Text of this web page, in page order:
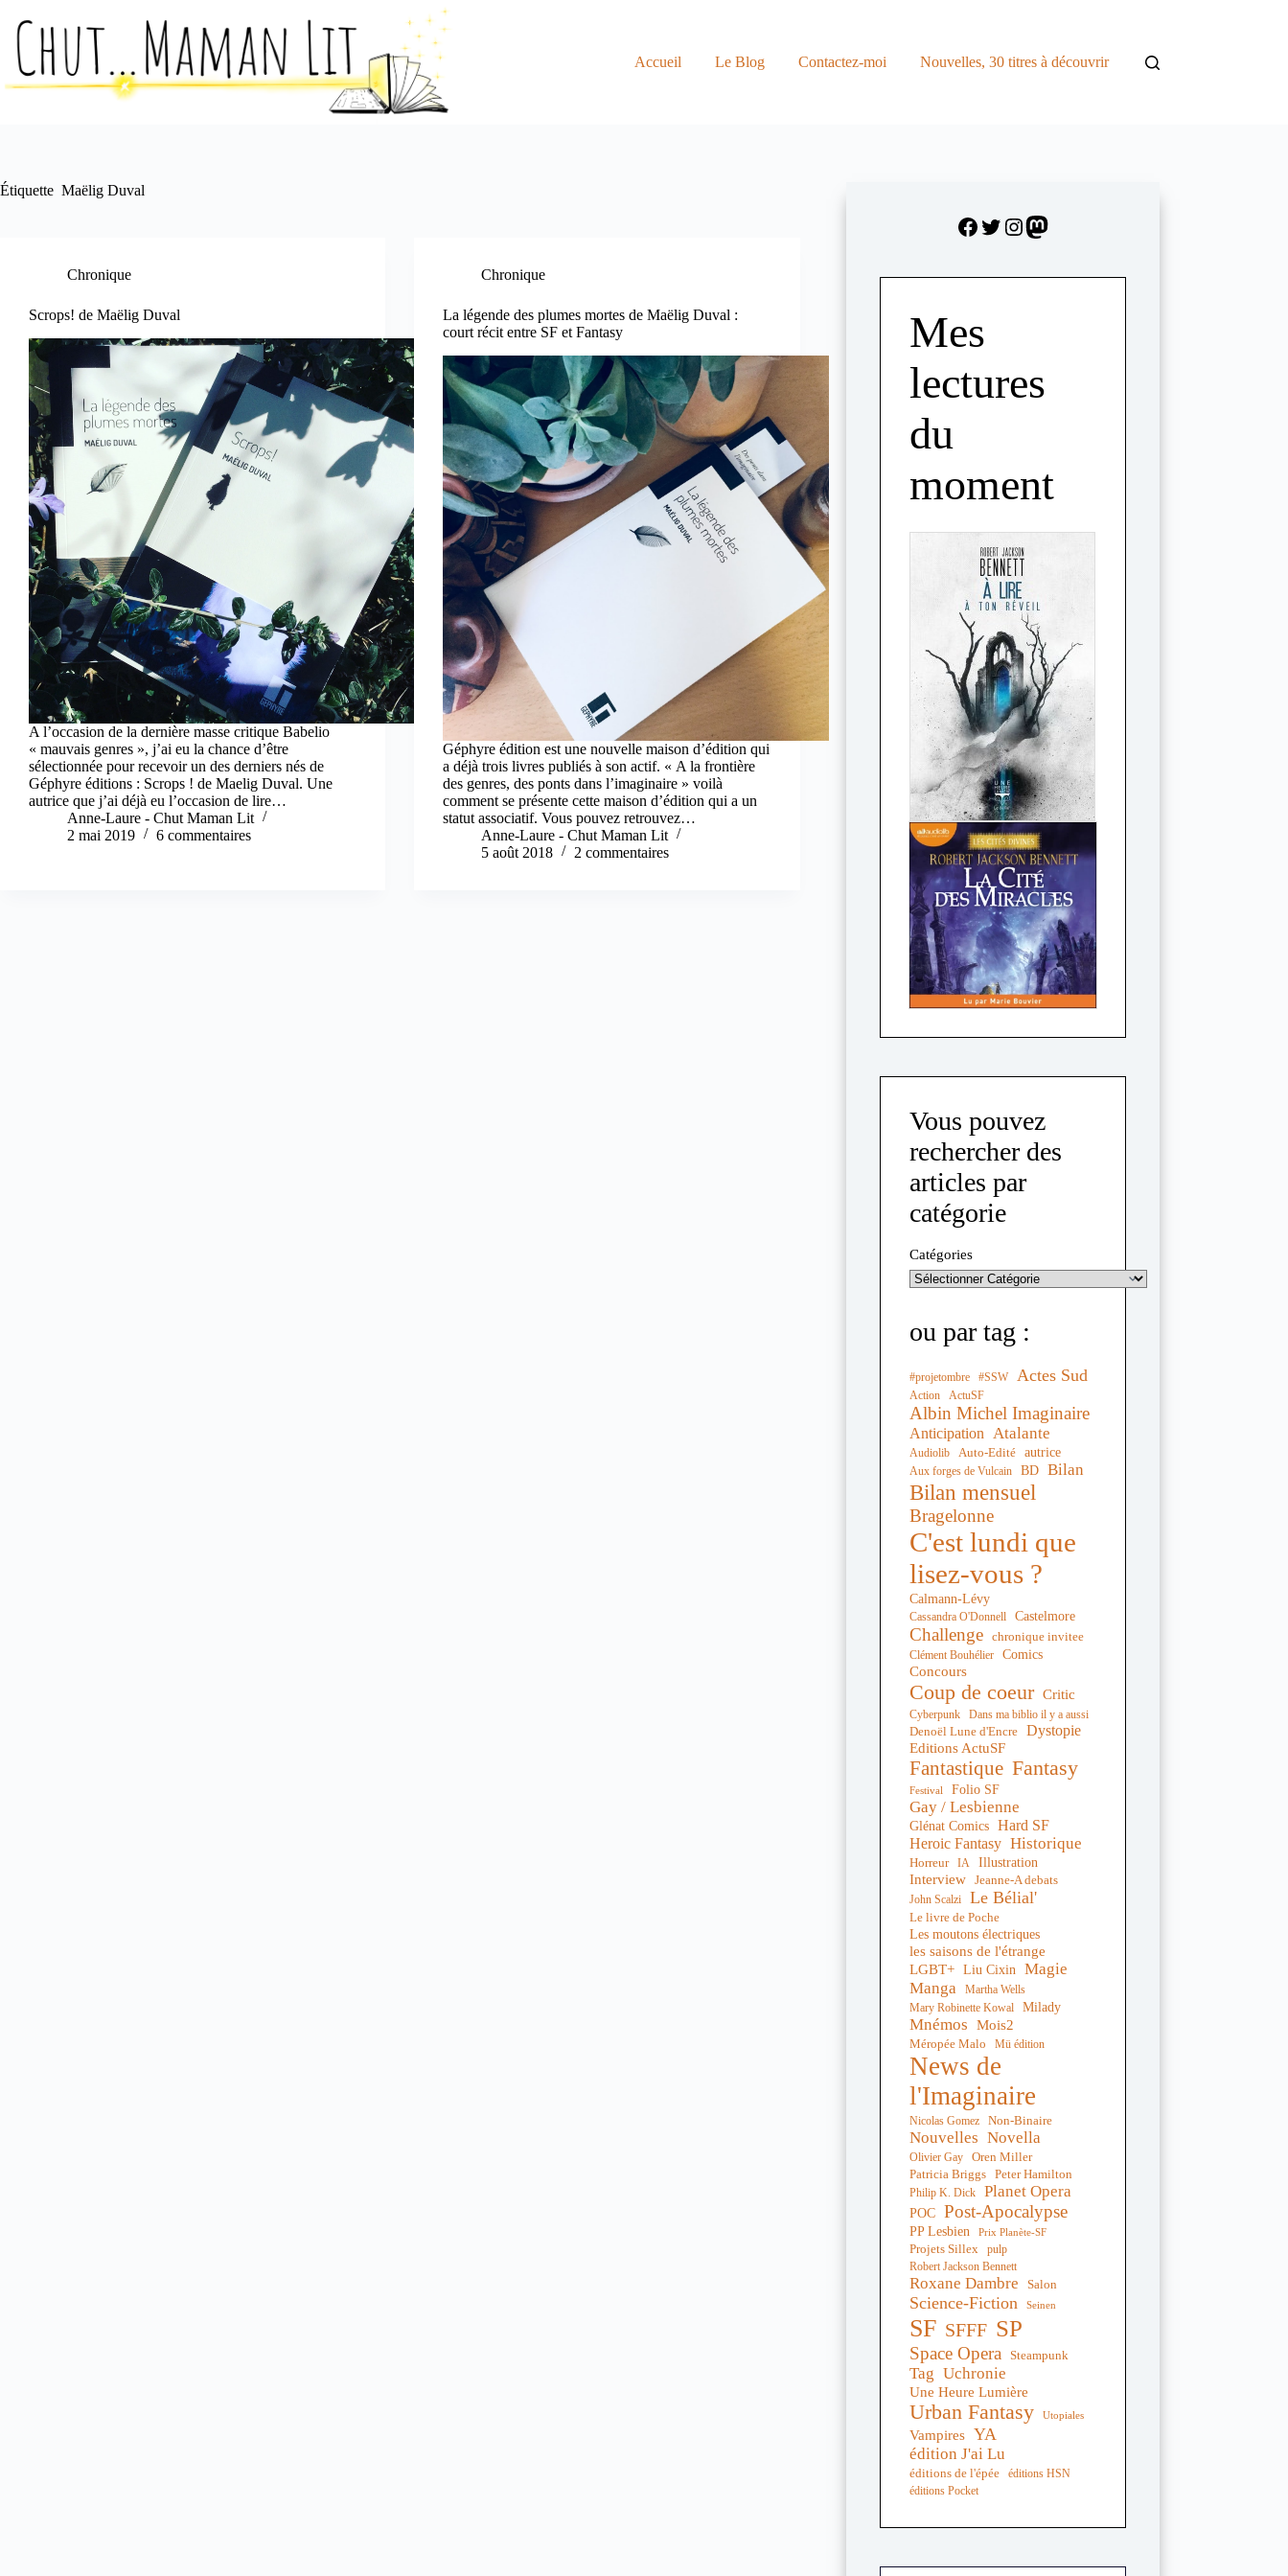
contenu
Accueil
Le Blog Contactez-moi Nouvelles, 30 titres à découvrir
Étiquette Maëlig Duval
Chronique
Scrops! de Maëlig Duval
A l’occasion de la dernière masse critique Babelio
« mauvais genres », j’ai eu la chance d’être
sélectionnée pour recevoir un des derniers nés de
Géphyre éditions : Scrops ! de Maelig Duval. Une
autrice que j’ai déjà eu l’occasion de lire…
Anne-Laure - Chut Maman Lit
2 mai 2019
6 commentaires
Chronique
La légende des plumes mortes de Maëlig Duval :
court récit entre SF et Fantasy
Géphyre édition est une nouvelle maison d’édition qui
a déjà trois livres publiés à son actif. « A la frontière
des genres, des ponts dans l’imaginaire » voilà
comment se présente cette maison d’édition qui a un
statut associatif. Vous pouvez retrouvez…
Anne-Laure - Chut Maman Lit
5 août 2018
2 commentaires
Facebook
Twitter
Instagram
Mastodon
Mes
lectures
du
moment
Vous pouvez
rechercher des
articles par
catégorie
Catégories
ou par tag :
#projetombre #SSW Actes Sud
Action ActuSF
Albin Michel Imaginaire
Anticipation Atalante
Audiolib Auto-Edité autrice
Aux forges de Vulcain BD Bilan
Bilan mensuel
Bragelonne
C'est lundi que
lisez-vous ?
Calmann-Lévy
Cassandra O'Donnell Castelmore
Challenge chronique invitee
Clément Bouhélier
Comics
Concours
Coup de coeur Critic
Cyberpunk Dans ma biblio il y a aussi
Denoël Lune d'Encre Dystopie
Editions ActuSF
Fantastique Fantasy
Festival Folio SF
Gay / Lesbienne
Glénat Comics
Hard SF
Heroic Fantasy Historique
Horreur IA Illustration
Interview Jeanne-A debats
John Scalzi Le Bélial'
Le livre de Poche
Les moutons électriques
les saisons de l'étrange
LGBT+ Liu Cixin
Magie
Manga
Martha Wells
Mary Robinette Kowal
Milady
Mnémos Mois2
Méropée Malo Mü édition
News de
l'Imaginaire
Nicolas Gomez Non-Binaire
Nouvelles Novella
Olivier Gay Oren Miller
Patricia Briggs Peter Hamilton
Philip K. Dick Planet Opera
POC Post-Apocalypse
PP Lesbien Prix Planète-SF
Projets Sillex
pulp
Robert Jackson Bennett
Roxane Dambre Salon
Science-Fiction Seinen
SF SFFF SP
Space Opera Steampunk
Tag Uchronie
Une Heure Lumière
Urban Fantasy Utopiales
Vampires YA
édition J'ai Lu
éditions de l'épée
éditions HSN
éditions Pocket